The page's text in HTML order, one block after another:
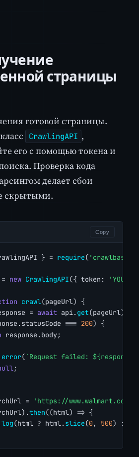
страницы
готовой страницы.
CrawlingAPI ,
его с помощью токена и
Проверка кода
делает сбои
скрытыми.
Copy
} = require( 'crawlbase'
new CrawlingAPI({ token:
crawl(pageUrl) {
= await api. get(pageUrl);
=== 200) {
response.body;
error(`Request failed:
;
=
'https://www.walmart.com/
then((html) => {
log(html ? html. slice(0 , 500) :